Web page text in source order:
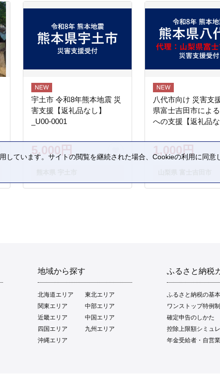
宇土市 令和8年熊本地震 災
害支援【返礼品なし】
_U00-0001
5,000円
八代市向け 災害支
県富士吉田市によ
への支援【返礼品な
1,000円
地域から探す
北海道エリア
東北エリア
関東エリア
中部エリア
近畿エリア
中国エリア
四国エリア
九州エリア
沖縄エリア
ふるさと納税
ふるさと納税の基
ワンストップ特例
確定申告のしかた
控除上限額シミュ
年金受給者・自営
ています。サイトの閲覧を継続された場合、Cookieの利用に同意